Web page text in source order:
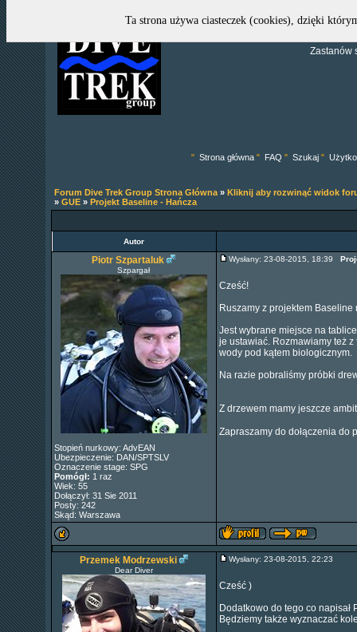
Zastanów
" Strona główna " FAQ " Szukaj "
Forum Dive Trek Group Strona Główna» Kliknij aby rozwinąć widok
» GUE» Projekt Baseline - Hańcza
Autor
Piotr Szpartaluk
Szpargał
Stopień nurkowy: AdvEAN
Ubezpieczenie: DAN/SPTSLV
Oznaczenie stage: SPG
Pomógł: 1 raz
Wiek: 55
Dołączył: 31 Sie 2011
Posty: 242
Skąd: Warszawa
Wysłany: 23-08-2015, 18:39
Cześć!
Ruszamy z projektem
Jest wybrane miejsce na
je ustawiać. Rozmawiamy też
wody pod kątem biologicznym.
Na razie pobraliśmy próbki
Z drzewem mamy jeszcze
Zapraszamy do dołączenia do
Przemek Modrzewski
Dear Diver
Wysłany: 23-08-2015, 22:23
Cześć )
Dodatkowo do tego co
Będziemy także wyznaczać
Ta strona używa ciasteczek (cookies), dzięki